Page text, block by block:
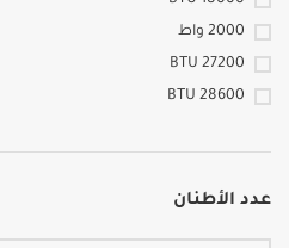
2000 واط
27200 BTU
28600 BTU
عدد الأطنان